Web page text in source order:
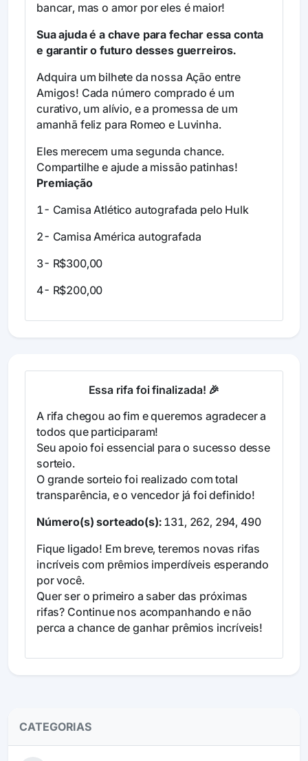
bancar, mas o amor por eles é maior!
Sua ajuda é a chave para fechar essa conta
e garantir o futuro desses guerreiros.
Adquira um bilhete da nossa Ação entre
Amigos! Cada número comprado é um
curativo, um alívio, e a promessa de um
amanhã feliz para Romeo e Luvinha.
Eles merecem uma segunda chance.
Compartilhe e ajude a missão patinhas!
Premiação
1- Camisa Atlético autografada pelo Hulk
2- Camisa América autografada
3- R$300,00
4- R$200,00
Essa rifa foi finalizada! 🎉
A rifa chegou ao fim e queremos agradecer a
todos que participaram!
Seu apoio foi essencial para o sucesso desse
sorteio.
O grande sorteio foi realizado com total
transparência, e o vencedor já foi definido!
Número(s) sorteado(s):131, 262, 294, 490
Fique ligado! Em breve, teremos novas rifas
incríveis com prêmios imperdíveis esperando
por você.
Quer ser o primeiro a saber das próximas
rifas? Continue nos acompanhando e não
perca a chance de ganhar prêmios incríveis!
CATEGORIAS